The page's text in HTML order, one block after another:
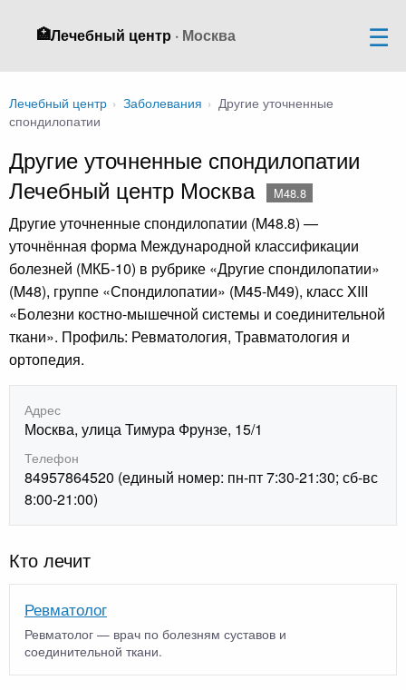
🏥Лечебный центр · Москва
Лечебный центр › Заболевания › Другие уточненные
спондилопатии
Другие уточненные спондилопатии
Лечебный центр Москва
M48.8
Другие уточненные спондилопатии (M48.8) —
уточнённая форма Международной классификации
болезней (МКБ-10) в рубрике «Другие спондилопатии»
(M48), группе «Спондилопатии» (M45-M49), класс XIII
«Болезни костно-мышечной системы и соединительной
ткани». Профиль: Ревматология, Травматология и
ортопедия.
Адрес
Москва, улица Тимура Фрунзе, 15/1
Телефон
84957864520 (единый номер: пн-пт 7:30-21:30; сб-вс
8:00-21:00)
Кто лечит
Ревматолог
Ревматолог — врач по болезням суставов и
соединительной ткани.